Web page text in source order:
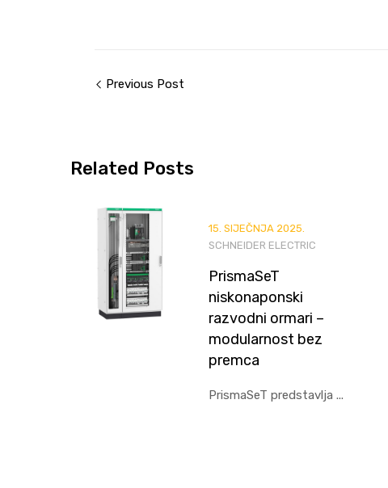
Previous Post
Related Posts
15. SIJEČNJA 2025.
SCHNEIDER ELECTRIC
PrismaSeT
niskonaponski
razvodni ormari –
modularnost bez
premca
PrismaSeT predstavlja ...